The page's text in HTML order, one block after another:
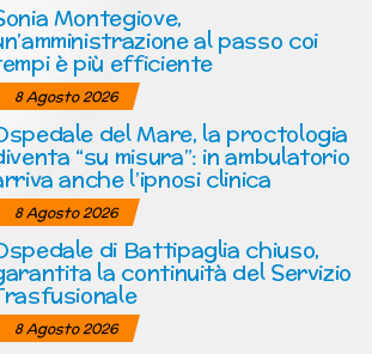
Montegiove,
al passo coi
è più efficiente
8 Agosto 2026
del Mare, la proctologia
“su misura”: in ambulatorio
anche l’ipnosi clinica
8 Agosto 2026
di Battipaglia chiuso,
la continuità del Servizio
8 Agosto 2026